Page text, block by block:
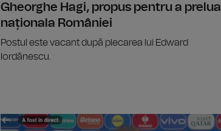
Gheorghe Hagi, propus pentru a prelua
naționala României
Postul este vacant după plecarea lui Edward
Iordănescu.